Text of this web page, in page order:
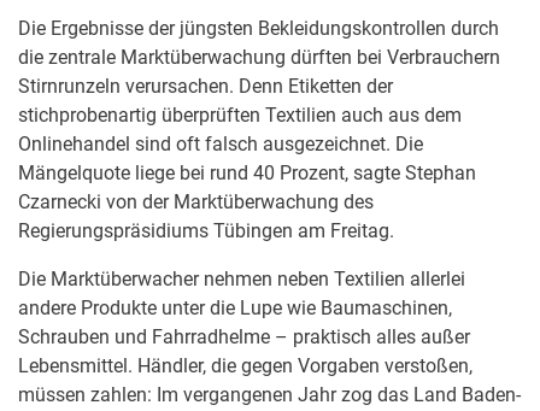
Die Ergebnisse der jüngsten Bekleidungskontrollen durch
die zentrale Marktüberwachung dürften bei Verbrauchern
Stirnrunzeln verursachen. Denn Etiketten der
stichprobenartig überprüften Textilien auch aus dem
Onlinehandel sind oft falsch ausgezeichnet. Die
Mängelquote liege bei rund 40 Prozent, sagte Stephan
Czarnecki von der Marktüberwachung des
Regierungspräsidiums Tübingen am Freitag.
Die Marktüberwacher nehmen neben Textilien allerlei
andere Produkte unter die Lupe wie Baumaschinen,
Schrauben und Fahrradhelme – praktisch alles außer
Lebensmittel. Händler, die gegen Vorgaben verstoßen,
müssen zahlen: Im vergangenen Jahr zog das Land Baden-